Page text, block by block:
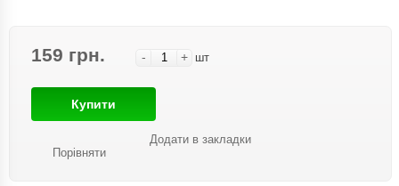
159 грн. - + шт
Купити
Порівняти
Додати в закладки